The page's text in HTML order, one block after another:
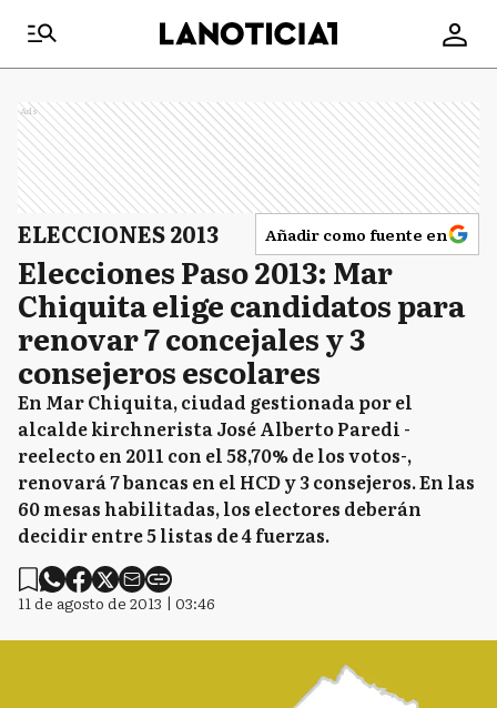
Ads
ELECCIONES 2013 Añadir como fuente en
Elecciones Paso 2013: Mar
Chiquita elige candidatos para
renovar 7 concejales y 3
consejeros escolares
En Mar Chiquita, ciudad gestionada por el
alcalde kirchnerista José Alberto Paredi -
reelecto en 2011 con el 58,70% de los votos-,
renovará 7 bancas en el HCD y 3 consejeros. En las
60 mesas habilitadas, los electores deberán
decidir entre 5 listas de 4 fuerzas.
11 de agosto de 2013 | 03:46